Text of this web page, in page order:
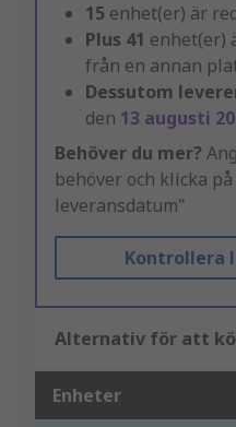
15 enhet(er) är
Plus 41 enhet(er)
från en annan
Dessutom
den 13 augusti
Behöver du mer?
behöver och klicka
leveransdatum"
Kontrollera
Alternativ för att
Enheter